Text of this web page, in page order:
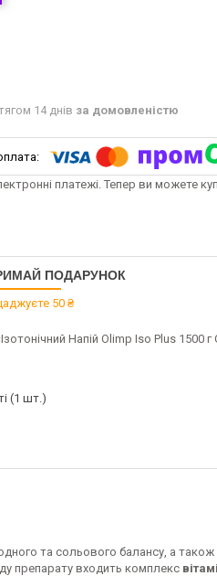
14 днів за домовленістю
платежі. Тепер ви можете
ПОДАРУНОК
50 ₴
Напій Olimp Iso Plus 1500 г
(1 шт.)
та сольового балансу, а також
препарату входить комплекс